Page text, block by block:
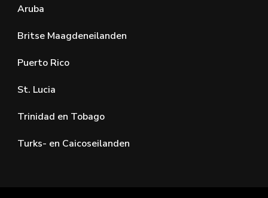
Aruba
Britse Maagdeneilanden
Puerto Rico
St. Lucia
Trinidad en Tobago
Turks- en Caicoseilanden